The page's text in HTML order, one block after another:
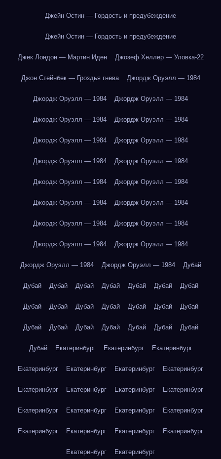
Джейн Остин — Гордость и предубеждение
Джейн Остин — Гордость и предубеждение
Джек Лондон — Мартин Иден Джозеф Хеллер — Уловка-22
Джон Стейнбек — Гроздья гнева Джордж Оруэлл — 1984
Джордж Оруэлл — 1984 Джордж Оруэлл — 1984
Джордж Оруэлл — 1984 Джордж Оруэлл — 1984
Джордж Оруэлл — 1984 Джордж Оруэлл — 1984
Джордж Оруэлл — 1984 Джордж Оруэлл — 1984
Джордж Оруэлл — 1984 Джордж Оруэлл — 1984
Джордж Оруэлл — 1984 Джордж Оруэлл — 1984
Джордж Оруэлл — 1984 Джордж Оруэлл — 1984
Джордж Оруэлл — 1984 Джордж Оруэлл — 1984
Джордж Оруэлл — 1984 Джордж Оруэлл — 1984 Дубай
Дубай Дубай Дубай Дубай Дубай Дубай Дубай
Дубай Дубай Дубай Дубай Дубай Дубай Дубай
Дубай Дубай Дубай Дубай Дубай Дубай Дубай
Дубай Екатеринбург Екатеринбург Екатеринбург
Екатеринбург Екатеринбург Екатеринбург Екатеринбург
Екатеринбург Екатеринбург Екатеринбург Екатеринбург
Екатеринбург Екатеринбург Екатеринбург Екатеринбург
Екатеринбург Екатеринбург Екатеринбург Екатеринбург
Екатеринбург Екатеринбург